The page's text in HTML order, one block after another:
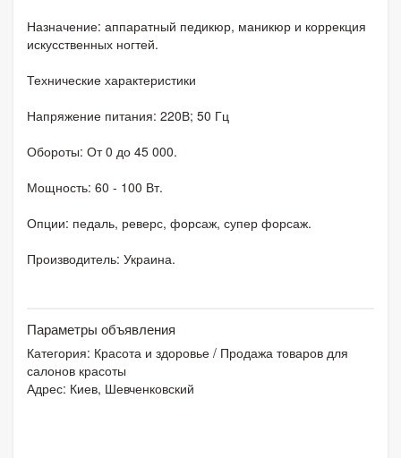
Назначение: аппаратный педикюр, маникюр и коррекция
искусственных ногтей.
Технические характеристики
Напряжение питания: 220В; 50 Гц
Обороты: От 0 до 45 000.
Мощность: 60 - 100 Вт.
Опции: педаль, реверс, форсаж, супер форсаж.
Производитель: Украина.
Параметры объявления
Категория: Красота и здоровье / Продажа товаров для
салонов красоты
Адрес: Киев, Шевченковский